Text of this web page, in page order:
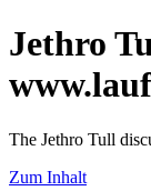
Jethro
The Jethro Tull
Zum Inhalt